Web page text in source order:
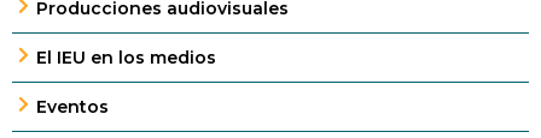
Producciones audiovisuales
El IEU en los medios
Eventos